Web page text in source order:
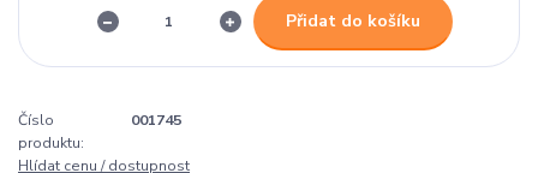
Přidat do košíku
Číslo
produktu:
001745
Hlídat cenu / dostupnost